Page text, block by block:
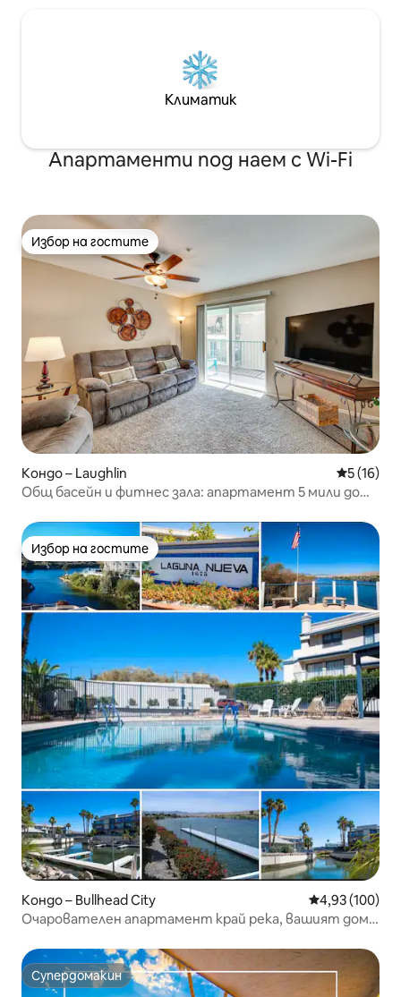
Климатик
Апартаменти под наем с Wi-Fi
Избор на гостите
Избор на гостите
Кондо – Laughlin Средна
5 (16)
Общ басейн и фитнес зала: апартамент 5 мили до
Избор на гостите
Избор на гостите
Кондо – Bullhead City Средна
4,93 (100)
Очарователен апартамент край река, вашият дом
Супердомакин
Супердомакин